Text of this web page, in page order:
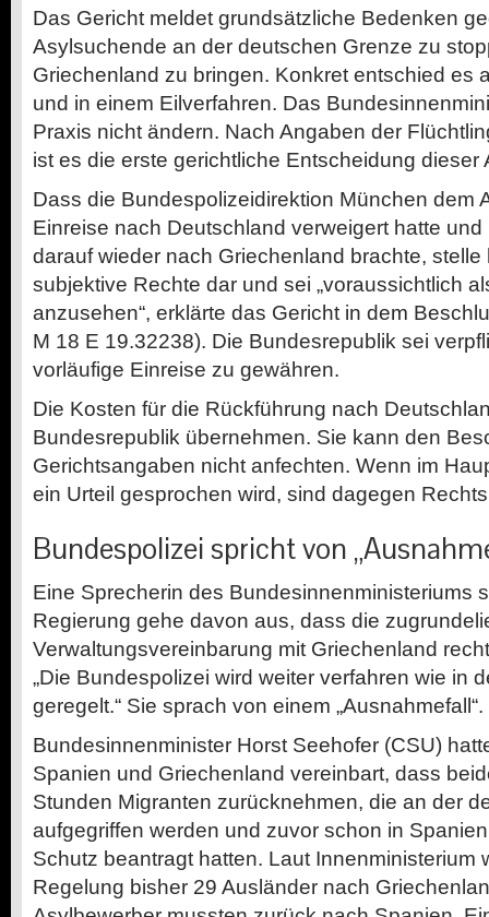
Das Gericht meldet grundsätzliche Bedenken
Asylsuchende an der deutschen Grenze zu
Griechenland zu bringen. Konkret entschied es
und in einem Eilverfahren. Das
Praxis nicht ändern. Nach Angaben der
ist es die erste gerichtliche Entscheidung dieser
Dass die Bundespolizeidirektion München dem
Einreise nach Deutschland verweigert hatte
darauf wieder nach Griechenland brachte, stelle
subjektive Rechte dar und sei „voraussichtlich
anzusehen“, erklärte das Gericht in dem
M 18 E 19.32238). Die Bundesrepublik sei
vorläufige Einreise zu gewähren.
Die Kosten für die Rückführung nach
Bundesrepublik übernehmen. Sie kann den
Gerichtsangaben nicht anfechten. Wenn im
ein Urteil gesprochen wird, sind dagegen
Bundespolizei spricht von
Eine Sprecherin des Bundesinnenministeriums
Regierung gehe davon aus, dass die
Verwaltungsvereinbarung mit Griechenland
„Die Bundespolizei wird weiter verfahren wie in
geregelt.“ Sie sprach von einem „Ausnahmefall“.
Bundesinnenminister Horst Seehofer (CSU)
Spanien und Griechenland vereinbart, dass
Stunden Migranten zurücknehmen, die an der
aufgegriffen werden und zuvor schon in
Schutz beantragt hatten. Laut Innenministerium
Regelung bisher 29 Ausländer nach